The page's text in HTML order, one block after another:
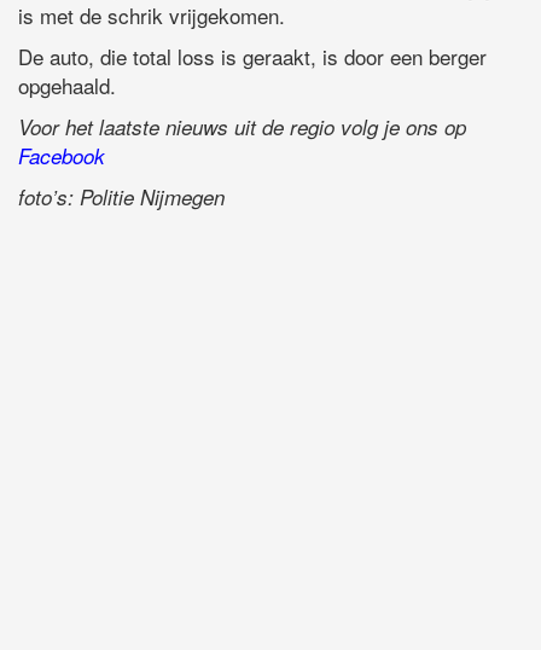
is met de schrik vrijgekomen.
De auto, die total loss is geraakt, is door een berger
opgehaald.
Voor het laatste nieuws uit de regio volg je ons op
Facebook
foto’s: Politie Nijmegen